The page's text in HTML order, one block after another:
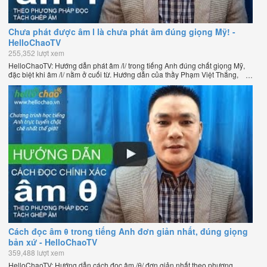
Chưa phát được âm l là chưa phát âm đúng giọng Mỹ! -
HelloChaoTV
255,352 lượt xem
HelloChaoTV: Hướng dẫn phát âm /l/ trong tiếng Anh đúng chất giọng Mỹ,
đặc biệt khi âm /l/ nằm ở cuối từ. Hướng dẫn của thầy Phạm Việt Thắng,
đồng sáng lập HelloChao.vn - Chương trình dạy tiếng Anh trực tuyến chặt
chẽ nhất thế giới.
Cách đọc âm θ trong tiếng Anh đơn giản nhất, đúng giọng
bản xứ - HelloChaoTV
359,488 lượt xem
HelloChaoTV: Hướng dẫn cách đọc âm /θ/ đơn giản nhất theo phương